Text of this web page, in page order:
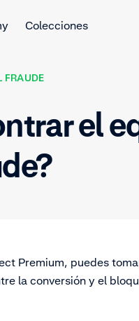
Colecciones
FRAUDE
el
Premium, puedes
la conversión y el